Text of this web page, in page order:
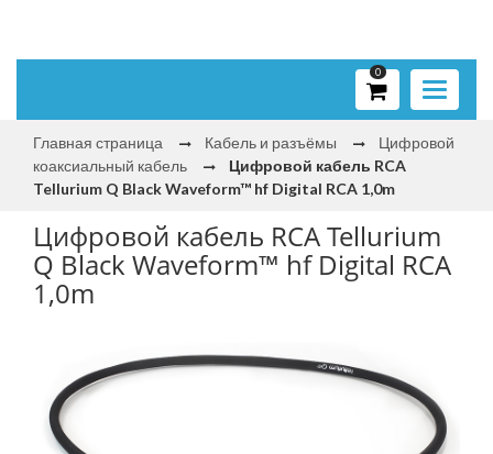
Toggle
0
Главная страница Кабель и разъёмы
Цифровой
коаксиальный кабель
Цифровой кабель RCA
Tellurium Q Black Waveform™ hf Digital RCA 1,0m
Цифровой кабель RCA Tellurium
Q Black Waveform™ hf Digital RCA
1,0m